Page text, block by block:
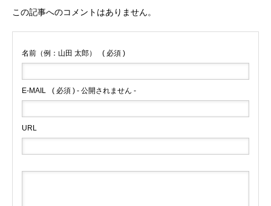
この記事へのコメントはありません。
名前（例：山田 太郎） ( 必須 )
E-MAIL ( 必須 ) - 公開されません -
URL